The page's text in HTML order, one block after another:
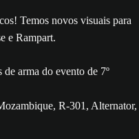
Temos novos visuais para
e Rampart.
R-301, Alternator,